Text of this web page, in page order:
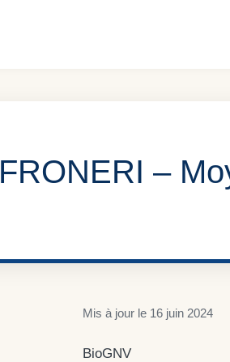
FRONERI –
Mis à jour le 16 juin 2024
BioGNV